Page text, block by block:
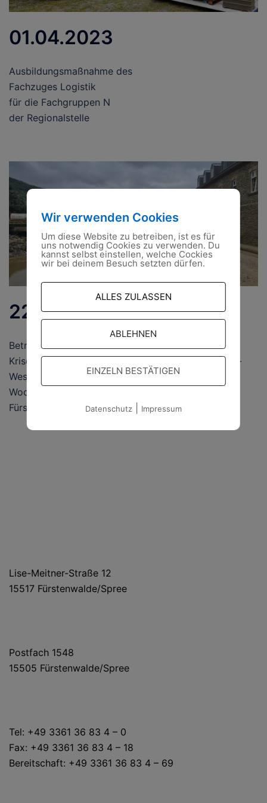
01.04.2023
Ausbildungsmaßnahme des
Fachzuges Logistik
für die Fachgruppen N
der Regionalstelle
22.08.2021
Betrieb eines Logistiklagers bei Altenburg im
Krisengebiet – Starkregenkatastrophe in Nordrhein-
Westfalen und Rheinland-Pfalz In der vergangenen
Woche befanden sich Helfende des Ortsverbandes
Fürstenwalde/Spree im Einsatz […]
Lise-Meitner-Straße 12
15517 Fürstenwalde/Spree
Postfach 1548
15505 Fürstenwalde/Spree
Tel: +49 3361 36 83 4 – 0
Fax: +49 3361 36 83 4 – 18
Bereitschaft: +49 3361 36 83 4 – 69
Wir verwenden Cookies
Um diese Website zu betreiben, ist es für
uns notwendig Cookies zu verwenden. Du
kannst selbst einstellen, welche Cockies
wir bei deinem Besuch setzten dürfen.
ALLES ZULASSEN
ABLEHNEN
EINZELN BESTÄTIGEN
Datenschutz| Impressum